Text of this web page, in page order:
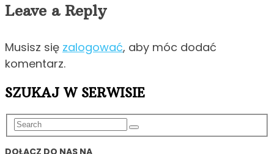
Leave a Reply
Musisz się zalogować, aby móc dodać
komentarz.
SZUKAJ W SERWISIE